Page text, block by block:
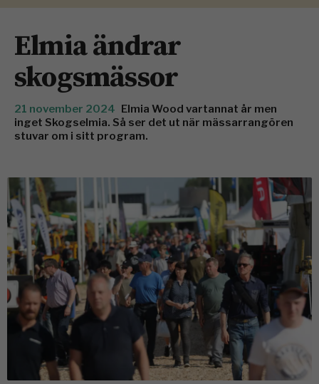
Elmia ändrar
skogsmässor
21 november 2024 Elmia Wood vartannat år men
inget Skogselmia. Så ser det ut när mässarrangören
stuvar om i sitt program.